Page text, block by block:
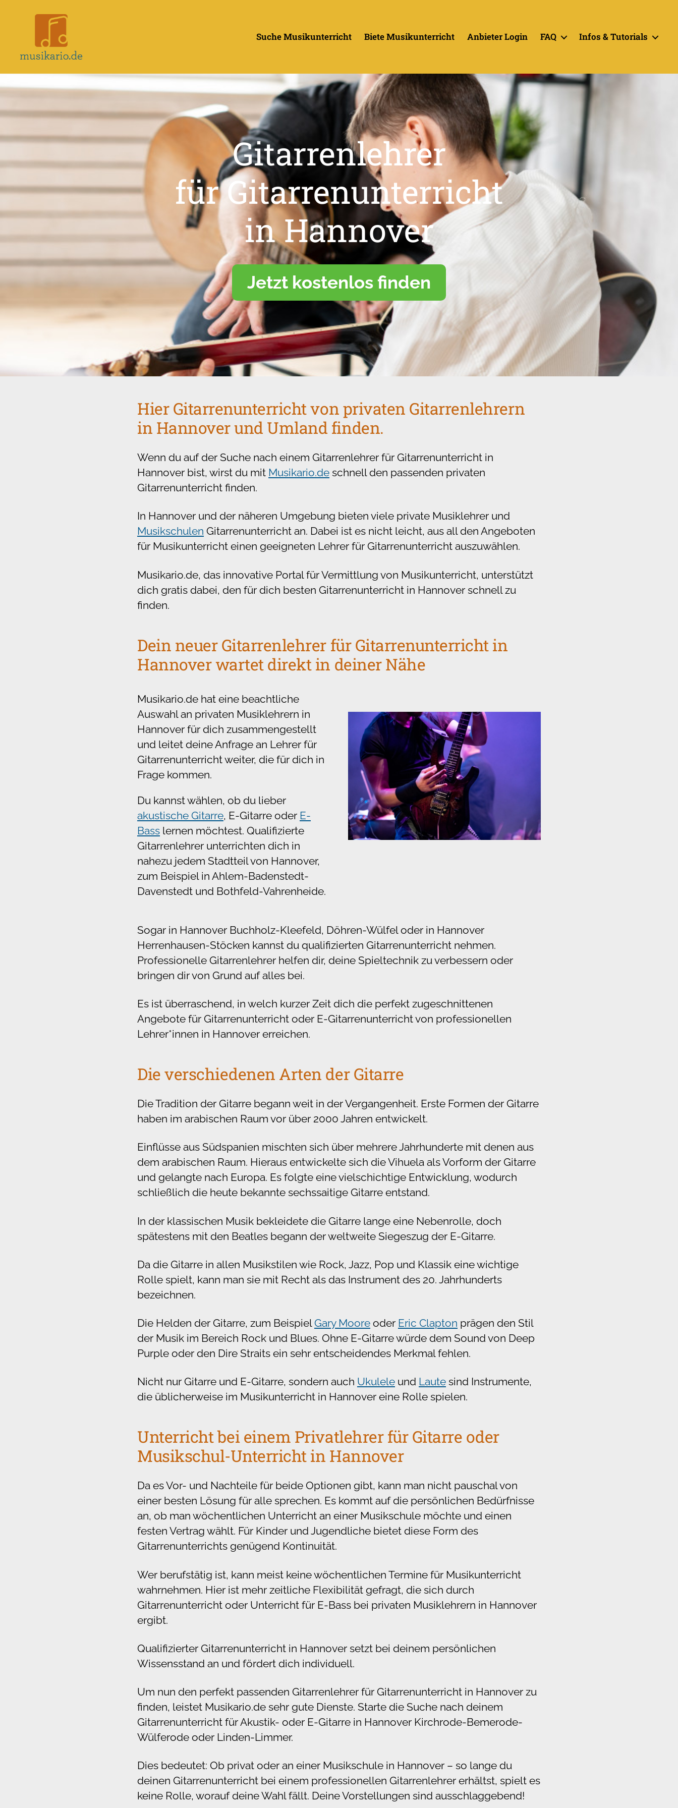
–
Portal
Suche Musikunterricht Biete Musikunterricht Anbieter Login FAQ Infos & Tutorials
Gitarrenlehrer
für Gitarrenunterricht
in Hannover
Jetzt kostenlos finden
Hier Gitarrenunterricht von privaten Gitarrenlehrern
in Hannover und Umland finden.
Wenn du auf der Suche nach einem Gitarrenlehrer für Gitarrenunterricht in
Hannover bist, wirst du mit Musikario.de schnell den passenden privaten
Gitarrenunterricht finden.
In Hannover und der näheren Umgebung bieten viele private Musiklehrer und
Musikschulen Gitarrenunterricht an. Dabei ist es nicht leicht, aus all den Angeboten
für Musikunterricht einen geeigneten Lehrer für Gitarrenunterricht auszuwählen.
Musikario.de, das innovative Portal für Vermittlung von Musikunterricht, unterstützt
dich gratis dabei, den für dich besten Gitarrenunterricht in Hannover schnell zu
finden.
Dein neuer Gitarrenlehrer für Gitarrenunterricht in
Hannover wartet direkt in deiner Nähe
Musikario.de hat eine beachtliche
Auswahl an privaten Musiklehrern in
Hannover für dich zusammengestellt
und leitet deine Anfrage an Lehrer für
Gitarrenunterricht weiter, die für dich in
Frage kommen.
Du kannst wählen, ob du lieber
akustische Gitarre, E-Gitarre oder E-
Bass lernen möchtest. Qualifizierte
Gitarrenlehrer unterrichten dich in
nahezu jedem Stadtteil von Hannover,
zum Beispiel in Ahlem-Badenstedt-
Davenstedt und Bothfeld-Vahrenheide.
Sogar in Hannover Buchholz-Kleefeld, Döhren-Wülfel oder in Hannover
Herrenhausen-Stöcken kannst du qualifizierten Gitarrenunterricht nehmen.
Professionelle Gitarrenlehrer helfen dir, deine Spieltechnik zu verbessern oder
bringen dir von Grund auf alles bei.
Es ist überraschend, in welch kurzer Zeit dich die perfekt zugeschnittenen
Angebote für Gitarrenunterricht oder E-Gitarrenunterricht von professionellen
Lehrer*innen in Hannover erreichen.
Die verschiedenen Arten der Gitarre
Die Tradition der Gitarre begann weit in der Vergangenheit. Erste Formen der Gitarre
haben im arabischen Raum vor über 2000 Jahren entwickelt.
Einflüsse aus Südspanien mischten sich über mehrere Jahrhunderte mit denen aus
dem arabischen Raum. Hieraus entwickelte sich die Vihuela als Vorform der Gitarre
und gelangte nach Europa. Es folgte eine vielschichtige Entwicklung, wodurch
schließlich die heute bekannte sechssaitige Gitarre entstand.
In der klassischen Musik bekleidete die Gitarre lange eine Nebenrolle, doch
spätestens mit den Beatles begann der weltweite Siegeszug der E-Gitarre.
Da die Gitarre in allen Musikstilen wie Rock, Jazz, Pop und Klassik eine wichtige
Rolle spielt, kann man sie mit Recht als das Instrument des 20. Jahrhunderts
bezeichnen.
Die Helden der Gitarre, zum BeispielGary Moore oder Eric Clapton prägen den Stil
der Musik im Bereich Rock und Blues. Ohne E-Gitarre würde dem Sound von Deep
Purple oder den Dire Straits ein sehr entscheidendes Merkmal fehlen.
Nicht nur Gitarre und E-Gitarre, sondern auch Ukulele und Laute sind Instrumente,
die üblicherweise im Musikunterricht in Hannover eine Rolle spielen.
Unterricht bei einem Privatlehrer für Gitarre oder
Musikschul-Unterricht in Hannover
Da es Vor- und Nachteile für beide Optionen gibt, kann man nicht pauschal von
einer besten Lösung für alle sprechen. Es kommt auf die persönlichen Bedürfnisse
an, ob man wöchentlichen Unterricht an einer Musikschule möchte und einen
festen Vertrag wählt. Für Kinder und Jugendliche bietet diese Form des
Gitarrenunterrichts genügend Kontinuität.
Wer berufstätig ist, kann meist keine wöchentlichen Termine für Musikunterricht
wahrnehmen. Hier ist mehr zeitliche Flexibilität gefragt, die sich durch
Gitarrenunterricht oder Unterricht für E-Bass bei privaten Musiklehrern in Hannover
ergibt.
Qualifizierter Gitarrenunterricht in Hannover setzt bei deinem persönlichen
Wissensstand an und fördert dich individuell.
Um nun den perfekt passenden Gitarrenlehrer für Gitarrenunterricht in Hannover zu
finden, leistet Musikario.de sehr gute Dienste. Starte die Suche nach deinem
Gitarrenunterricht für Akustik- oder E-Gitarre in Hannover Kirchrode-Bemerode-
Wülferode oder Linden-Limmer.
Dies bedeutet: Ob privat oder an einer Musikschule in Hannover – so lange du
deinen Gitarrenunterricht bei einem professionellen Gitarrenlehrer erhältst, spielt es
keine Rolle, worauf deine Wahl fällt. Deine Vorstellungen sind ausschlaggebend!